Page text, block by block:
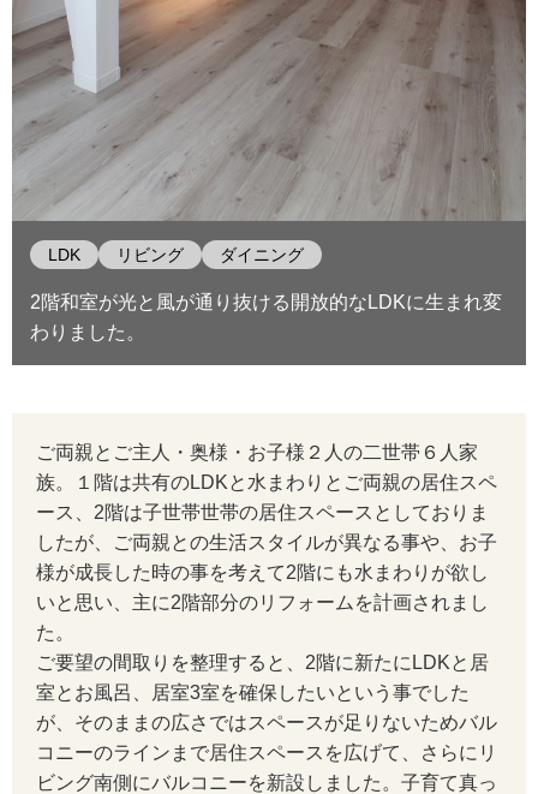
LDK リビング ダイニング
2階和室が光と風が通り抜ける開放的なLDKに生まれ変
わりました。
ご両親とご主人・奥様・お子様２人の二世帯６人家
族。１階は共有のLDKと水まわりとご両親の居住スペ
ース、2階は子世帯世帯の居住スペースとしておりま
したが、ご両親との生活スタイルが異なる事や、お子
様が成長した時の事を考えて2階にも水まわりが欲し
いと思い、主に2階部分のリフォームを計画されまし
た。
ご要望の間取りを整理すると、2階に新たにLDKと居
室とお風呂、居室3室を確保したいという事でした
が、そのままの広さではスペースが足りないためバル
コニーのラインまで居住スペースを広げて、さらにリ
ビング南側にバルコニーを新設しました。子育て真っ